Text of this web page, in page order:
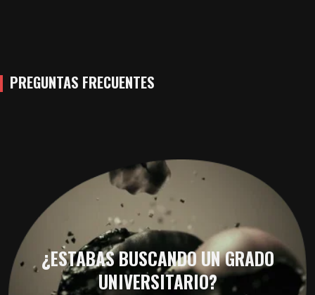
PREGUNTAS FRECUENTES
¿ESTABAS BUSCANDO UN GRADO
UNIVERSITARIO?